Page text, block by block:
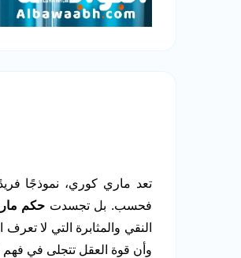
تعد ماري كوري، نموذجًا
فحسب. بل تجسدت حكم
النقي والمثابرة التي لا
وأن قوة العقل تتجلى في فهم